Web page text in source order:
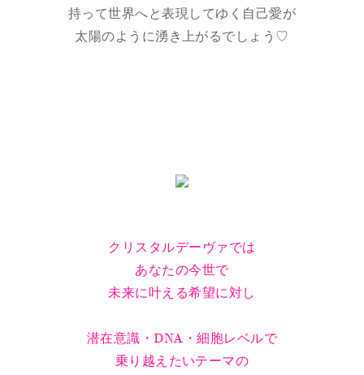
持って世界へと表現してゆく自己愛が
太陽のように湧き上がるでしょう♡
クリスタルデーヴァでは
あなたの今世で
未来に叶える希望に対し
潜在意識・DNA・細胞レベルで
乗り越えたいテーマの